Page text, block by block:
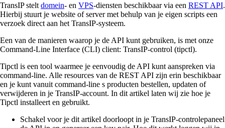
TransIP stelt domein- en VPS-diensten beschikbaar via een REST API.
Hierbij stuurt je website of server met behulp van je eigen scripts een
verzoek direct aan het TransIP-systeem.
Een van de manieren waarop je de API kunt gebruiken, is met onze
Command-Line Interface (CLI) client: TransIP-control (tipctl).
Tipctl is een tool waarmee je eenvoudig de API kunt aanspreken via
command-line. Alle resources van de REST API zijn erin beschikbaar
en je kunt vanuit command-line s producten bestellen, updaten of
verwijderen in je TransIP-account. In dit artikel laten wij zie hoe je
Tipctl installeert en gebruikt.
Schakel voor je dit artikel doorloopt in je TransIP-controlepaneel